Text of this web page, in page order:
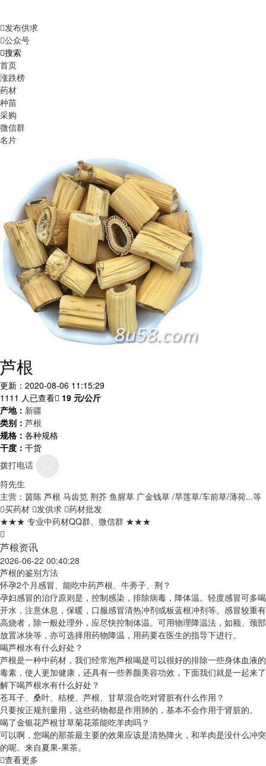
发布供求
公众号
搜索
首页
涨跌榜
药材
种苗
采购
微信群
名片
芦根
更新：2020-08-06 11:15:29
1111 人已查看
19 元/公斤
产地： 新疆
类别： 芦根
规格： 各种规格
干度： 干货
拨打电话
符先生
主营：茵陈 芦根 马齿笕 荆芥 鱼腥草 广金钱草 /旱莲草/车前草/薄荷...等
买药材 发供求 药材批发
★★★ 专业中药材QQ群、微信群 ★★★
芦根资讯
2026-06-22 00:40:28
芦根的鉴别方法
怀孕2个月感冒、能吃中药芦根、牛蒡子、荆？
孕妇感冒的治疗原则是，控制感染，排除病毒，降体温。轻度感冒可多喝
开水，注意休息，保暖，口服感冒清热冲剂或板蓝根冲剂等。感冒较重有
高烧者，除一般处理外，应尽快控制体温。可用物理降温法，如额、颈部
放置冰块等，亦可选择用药物降温，用药要在医生的指导下进行。
喝芦根水有什么好处？
芦根是一种中药材，我们经常泡芦根喝是可以很好的排除一些身体血液的
毒素，使人更加健康，还具有一些养颜美容功效，下面我们就是一起来了
解下喝芦根水有什么好处？
苍耳子、桑叶、桔梗、芦根、甘草混合吃对肾脏有什么作用？
只要按正规剂量用，这些药物都是作用肺的，基本不会作用于肾脏的。
喝了金银花芦根甘草菊花茶能吃羊肉吗？
可以啊，您喝的那茶最主要的效果应该是清热降火，和羊肉是没什么冲突
的呢。来自夏果-果茶。
查看更多